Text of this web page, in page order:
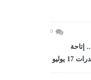
0
تنسيق الجامعات 2026.. إتاحة
يوليو